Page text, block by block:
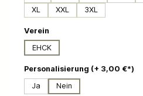
XL
XXL 3XL
Verein
EHCK
Personalisierung (+ 3,00 €*)
Ja
Nein